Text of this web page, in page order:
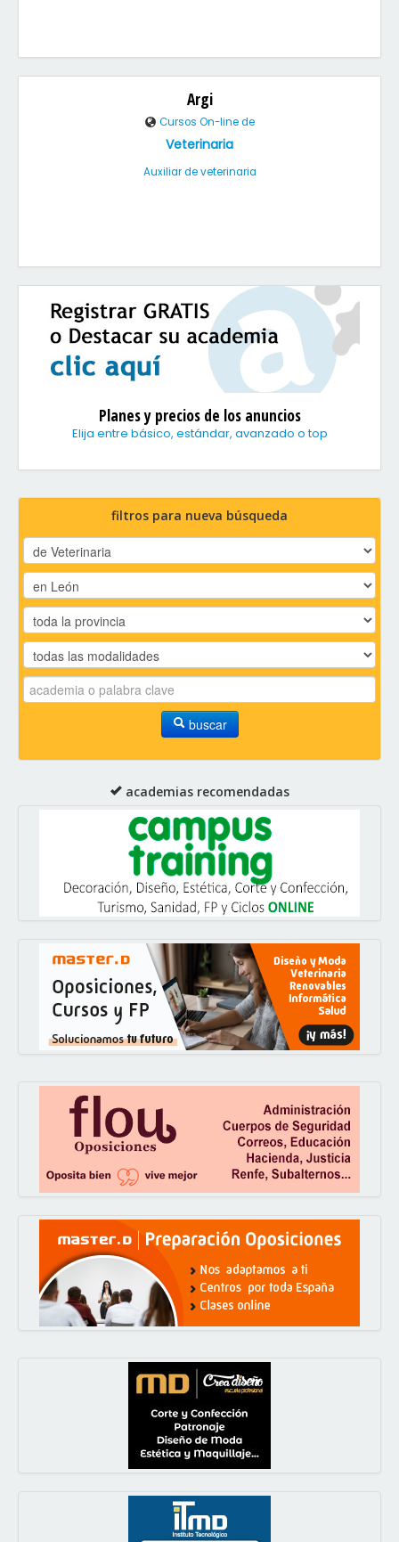
Argi
Cursos On-line de
Veterinaria
Auxiliar de veterinaria
Planes y precios de los anuncios
Elija entre básico, estándar, avanzado o top
filtros para nueva búsqueda
buscar
academias recomendadas